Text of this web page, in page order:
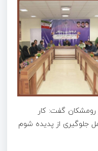
رومشکان گفت: کار
جلوگیری از پدیده شوم